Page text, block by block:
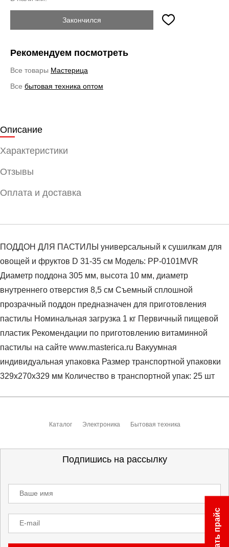
Закончился
Рекомендуем посмотреть
Все товары Мастерица
Все бытовая техника оптом
Описание
Характеристики
Отзывы
Оплата и доставка
ПОДДОН ДЛЯ ПАСТИЛЫ универсальный к сушилкам для
овощей и фруктов D 31-35 см Модель: PР-0101MVR
Диаметр поддона 305 мм, высота 10 мм, диаметр
внутреннего отверстия 8,5 см Съемный сплошной
прозрачный поддон предназначен для приготовления
пастилы Номинальная загрузка 1 кг Первичный пищевой
пластик Рекомендации по приготовлению витаминной
пастилы на сайте www.masterica.ru Вакуумная
индивидуальная упаковка Размер транспортной упаковки
329х270х329 мм Количество в транспортной упак: 25 шт
Заказ берется в работу только после оплаты счета.
Оплата осуществляется на расчетный счет после
Инструкция по оплате находится в самом конце счета,
который высылает менеджер.
Доставка
Каталог Электроника Бытовая техника
Подпишись на рассылку
Ваше имя
E-mail